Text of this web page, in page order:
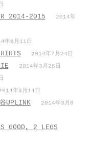
2014-2015
2014年
年8月11日
2014年7月24日
2014年3月26日
年3月14日
UPLINK
2014年3月8
GOOD, 2 LEGS